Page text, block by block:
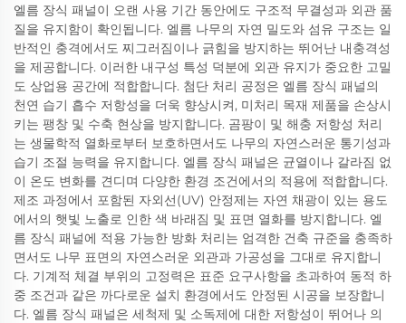
엘름 장식 패널이 오랜 사용 기간 동안에도 구조적 무결성과 외관 품
질을 유지함이 확인됩니다. 엘름 나무의 자연 밀도와 섬유 구조는 일
반적인 충격에서도 찌그러짐이나 긁힘을 방지하는 뛰어난 내충격성
을 제공합니다. 이러한 내구성 특성 덕분에 외관 유지가 중요한 고밀
도 상업용 공간에 적합합니다. 첨단 처리 공정은 엘름 장식 패널의
천연 습기 흡수 저항성을 더욱 향상시켜, 미처리 목재 제품을 손상시
키는 팽창 및 수축 현상을 방지합니다. 곰팡이 및 해충 저항성 처리
는 생물학적 열화로부터 보호하면서도 나무의 자연스러운 통기성과
습기 조절 능력을 유지합니다. 엘름 장식 패널은 균열이나 갈라짐 없
이 온도 변화를 견디며 다양한 환경 조건에서의 적용에 적합합니다.
제조 과정에서 포함된 자외선(UV) 안정제는 자연 채광이 있는 용도
에서의 햇빛 노출로 인한 색 바래짐 및 표면 열화를 방지합니다. 엘
름 장식 패널에 적용 가능한 방화 처리는 엄격한 건축 규준을 충족하
면서도 나무 표면의 자연스러운 외관과 가공성을 그대로 유지합니
다. 기계적 체결 부위의 고정력은 표준 요구사항을 초과하여 동적 하
중 조건과 같은 까다로운 설치 환경에서도 안정된 시공을 보장합니
다. 엘름 장식 패널은 세척제 및 소독제에 대한 저항성이 뛰어나 의